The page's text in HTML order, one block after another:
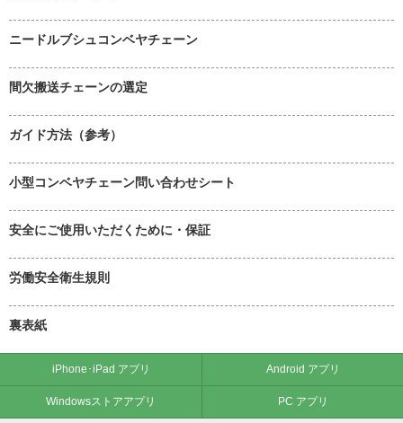
ニードルブシュコンベヤチェーン
間欠搬送チェーンの選定
ガイド方法（参考）
小型コンベヤチェーン問い合わせシート
安全にご使用いただくために・保証
労働安全衛生規則
裏表紙
iPhone･iPad アプリ Android アプリ
Windowsストアアプリ PC アプリ